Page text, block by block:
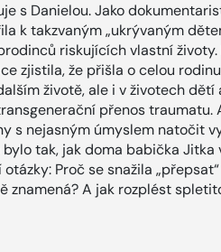
s Danielou. Jako
k takzvaným „ukrývaným
riskujících vlastní životy.
zjistila, že přišla o celou
životě, ale i v životech dětí
přenos traumatu.
s nejasným úmyslem natočit
tak, jak doma babička Jitka
Proč se snažila
znamená? A jak rozplést